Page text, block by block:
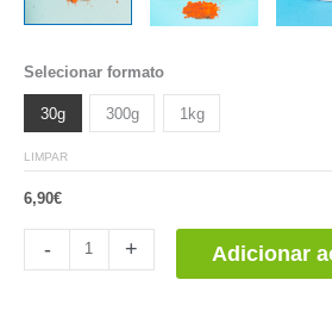
Selecionar formato
30g 300g 1kg
LIMPAR
6,90€
-
Colorante
+ Adicionar